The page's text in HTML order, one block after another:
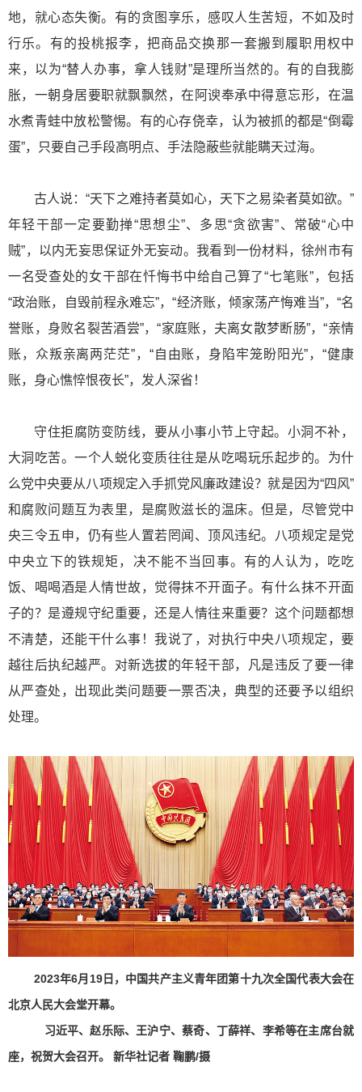
地，就心态失衡。有的贪图享乐，感叹人生苦短，不如及时
行乐。有的投桃报李，把商品交换那一套搬到履职用权中
来，以为“替人办事，拿人钱财”是理所当然的。有的自我膨
胀，一朝身居要职就飘飘然，在阿谀奉承中得意忘形，在温
水煮青蛙中放松警惕。有的心存侥幸，认为被抓的都是“倒霉
蛋”，只要自己手段高明点、手法隐蔽些就能瞒天过海。
古人说：“天下之难持者莫如心，天下之易染者莫如欲。”
年轻干部一定要勤掸“思想尘”、多思“贪欲害”、常破“心中
贼”，以内无妄思保证外无妄动。我看到一份材料，徐州市有
一名受查处的女干部在忏悔书中给自己算了“七笔账”，包括
“政治账，自毁前程永难忘”，“经济账，倾家荡产悔难当”，“名
誉账，身败名裂苦酒尝”，“家庭账，夫离女散梦断肠”，“亲情
账，众叛亲离两茫茫”，“自由账，身陷牢笼盼阳光”，“健康
账，身心憔悴恨夜长”，发人深省！
守住拒腐防变防线，要从小事小节上守起。小洞不补，
大洞吃苦。一个人蜕化变质往往是从吃喝玩乐起步的。为什
么党中央要从八项规定入手抓党风廉政建设？就是因为“四风”
和腐败问题互为表里，是腐败滋长的温床。但是，尽管党中
央三令五申，仍有些人置若罔闻、顶风违纪。八项规定是党
中央立下的铁规矩，决不能不当回事。有的人认为，吃吃
饭、喝喝酒是人情世故，觉得抹不开面子。有什么抹不开面
子的？是遵规守纪重要，还是人情往来重要？这个问题都想
不清楚，还能干什么事！我说了，对执行中央八项规定，要
越往后执纪越严。对新选拔的年轻干部，凡是违反了要一律
从严查处，出现此类问题要一票否决，典型的还要予以组织
处理。
2023年6月19日，中国共产主义青年团第十九次全国代表大会在
北京人民大会堂开幕。
习近平、赵乐际、王沪宁、蔡奇、丁薛祥、李希等在主席台就
座，祝贺大会召开。 新华社记者 鞠鹏/摄